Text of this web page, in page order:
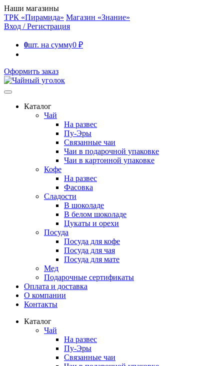
Наши магазины
ТРК «Пирамида» Магазин «Знание»
Вход / Регистрация
0шт. на сумму0 ₽
Оформить заказ
Каталог
Чай
На развес
Пу-Эры
Связанные чаи
Чаи в подарочной упаковке
Чаи в картонной упаковке
Кофе
На развес
Фасовка
Сладости
В шоколаде
В белом шоколаде
Цукаты и орехи
Посуда
Посуда для кофе
Посуда для чая
Посуда для мате
Мед
Подарочные сертификаты
Оплата и доставка
О компании
Контакты
Каталог
Чай
На развес
Пу-Эры
Связанные чаи